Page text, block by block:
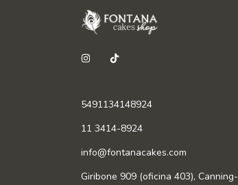
5491134148924
11 3414-8924
info@fontanacakes.com
Giribone 909 (oficina 403), Canning-